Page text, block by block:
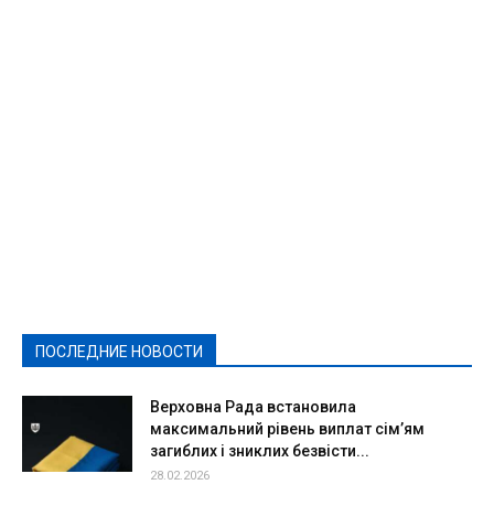
ПОСЛЕДНИЕ НОВОСТИ
Верховна Рада встановила
максимальний рівень виплат сім’ям
загиблих і зниклих безвісти...
28.02.2026